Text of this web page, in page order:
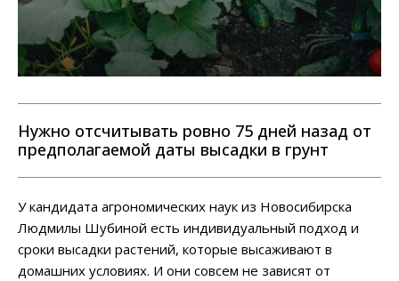
Нужно отсчитывать ровно 75 дней назад от
предполагаемой даты высадки в грунт
У кандидата агрономических наук из Новосибирска
Людмилы Шубиной есть индивидуальный подход и
сроки высадки растений, которые высаживают в
домашних условиях. И они совсем не зависят от